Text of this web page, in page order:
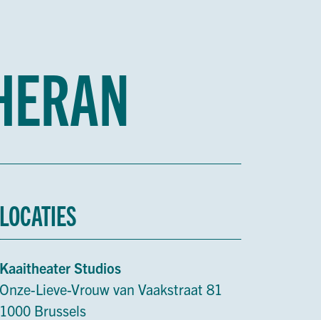
LOCATIES
Kaaitheater Studios
Onze-Lieve-Vrouw van Vaakstraat 81
1000 Brussels